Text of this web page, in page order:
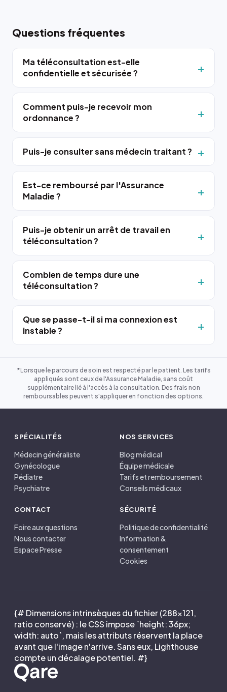
Questions fréquentes
Ma téléconsultation est-elle
confidentielle et sécurisée ?
Comment puis-je recevoir mon
ordonnance ?
Puis-je consulter sans médecin traitant ?
Est-ce remboursé par l'Assurance
Maladie ?
Puis-je obtenir un arrêt de travail en
téléconsultation ?
Combien de temps dure une
téléconsultation ?
Que se passe-t-il si ma connexion est
instable ?
*Lorsque le parcours de soin est respecté par le patient. Les tarifs
appliqués sont ceux de l'Assurance Maladie, sans coût
supplémentaire lié à l'accès à la consultation. Des frais non
remboursables peuvent s'appliquer en fonction des options.
SPÉCIALITÉS
Médecin généraliste
Gynécologue
Pédiatre
Psychiatre
NOS SERVICES
Blog médical
Équipe médicale
Tarifs et remboursement
Conseils médicaux
CONTACT
Foire aux questions
Nous contacter
Espace Presse
SÉCURITÉ
Politique de confidentialité
Information &
consentement
Cookies
{# Dimensions intrinsèques du fichier (288×121,
ratio conservé) : le CSS impose `height: 36px;
width: auto`, mais les attributs réservent la place
avant que l'image n'arrive. Sans eux, Lighthouse
compte un décalage potentiel. #}